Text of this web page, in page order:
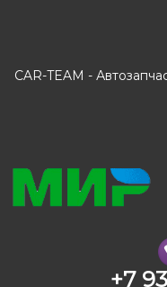
CAR-TEAM -
+7